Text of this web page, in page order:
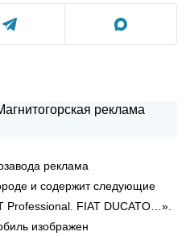
реклама
и содержит следующие
FIAT DUCATO…».
изображен